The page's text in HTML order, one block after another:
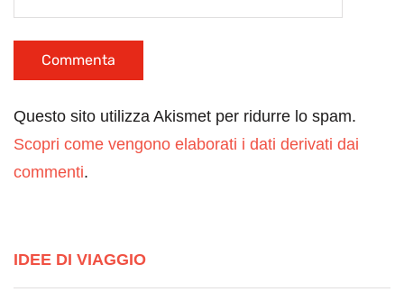
Questo sito utilizza Akismet per ridurre lo spam.
Scopri come vengono elaborati i dati derivati dai
commenti.
IDEE DI VIAGGIO